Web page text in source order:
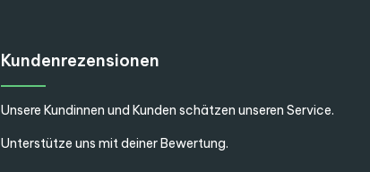
Kundenrezensionen
Unsere Kundinnen und Kunden schätzen unseren Service.
Unterstütze uns mit deiner Bewertung.